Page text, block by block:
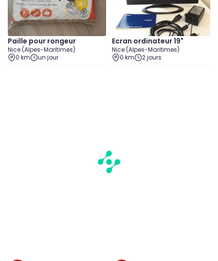
Paille pour rongeur
Nice (Alpes-Maritimes)
0 km
un jour
Ecran ordinateur 19"
Nice (Alpes-Maritimes)
0 km
2 jours